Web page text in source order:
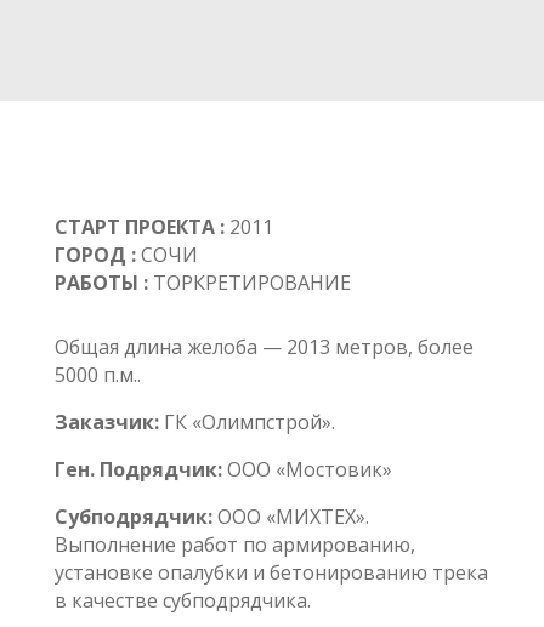
СТАРТ ПРОЕКТА :2011
ГОРОД :СОЧИ
РАБОТЫ :ТОРКРЕТИРОВАНИЕ
Общая длина желоба — 2013 метров, более
5000 п.м..
Заказчик:ГК «Олимпстрой».
Ген. Подрядчик:ООО «Мостовик»
Субподрядчик:ООО «МИХТЕХ».
Выполнение работ по армированию,
установке опалубки и бетонированию трека
в качестве субподрядчика.